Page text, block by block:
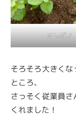
オレガノ
そろそろ大きく
ところ、
さっそく従業員
くれました！